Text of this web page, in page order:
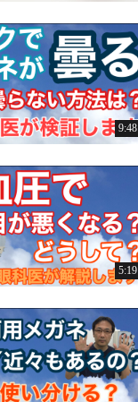
9:48
5:19